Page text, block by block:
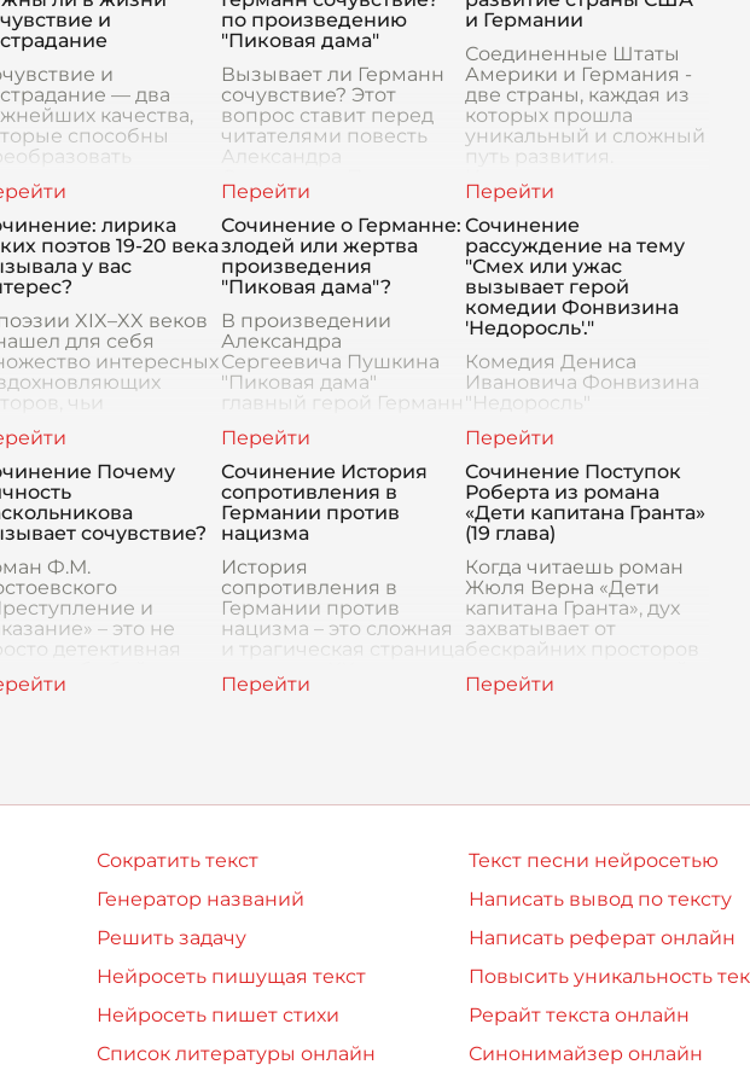
и
и
— два
качества,
способны
и
жизнь
смыслом. В
быстрый
ж
по произведению
"Пиковая дама"
Вызывает ли Германн
сочувствие? Этот
вопрос ставит перед
читателями повесть
Александра
"Пиковая дама".
Германн — фигура
многогранная и
противоречивая, и
именно э
и Германии
Соединенные Штаты
Америки и Германия -
две страны, каждая из
которых прошла
уникальный и сложный
путь развития.
позволит не только
понять основные
особенности,
лирика
поэтов 19-20 века
у вас
XIX–XX веков
для себя
интересных
чьи
восхищение
Одним
них является
С
Сочинение о Германне:
злодей или жертва
произведения
"Пиковая дама"?
В произведении
Александра
Сергеевича Пушкина
"Пиковая дама"
главный герой Германн
читателем в образе
загадочного и
противоречивого
персонажа. Вопрос о
том, является
Сочинение
рассуждение на тему
"Смех или ужас
вызывает герой
комедии Фонвизина
'Недоросль'."
Комедия Дениса
Ивановича Фонвизина
"Недоросль"
удивительным
произведением, в
котором сочетаются
элементы смеха и
ужаса. Вопрос о том,
что вызывает главный
герой
Почему
сочувствие?
Ф.М.
и
– это не
детективная
процентщицы.
Сочинение История
сопротивления в
Германии против
нацизма
История
сопротивления в
Германии против
нацизма – это сложная
и трагическая страница
Когда Адольф Гитлер
Сочинение Поступок
Роберта из романа
«Дети капитана Гранта»
(19 глава)
Когда читаешь роман
Жюля Верна «Дети
капитана Гранта», дух
захватывает от
бескрайних просторов
пампасов и лесов
Сократить текст
Генератор названий
Решить задачу
Нейросеть пишущая текст
Нейросеть пишет стихи
Список литературы онлайн
Текст песни нейросетью
Написать вывод по тексту
Написать реферат онлайн
Повысить уникальность
Рерайт текста онлайн
Синонимайзер онлайн